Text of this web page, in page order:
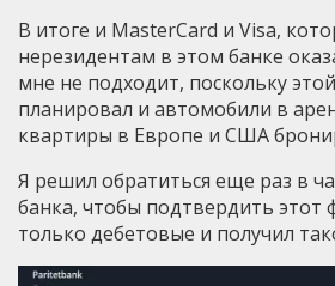
В итоге и MasterCard и Visa,
нерезидентам в этом банке
мне не подходит, поскольку
планировал и автомобили в
квартиры в Европе и США
Я решил обратиться еще раз в
банка, чтобы подтвердить этот
только дебетовые и получил